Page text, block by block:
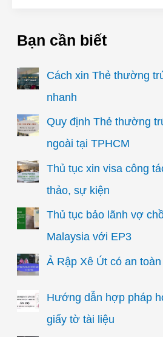
Bạn cần biết
Cách xin Thẻ thường
nhanh
Quy định Thẻ thường
ngoài tại TPHCM
Thủ tục xin visa công
thảo, sự kiện
Thủ tục bảo lãnh vợ
Malaysia với EP3
Ả Rập Xê Út có an
Hướng dẫn hợp pháp
giấy tờ tài liệu